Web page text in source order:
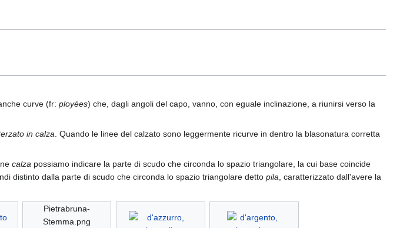
curve (fr: ployées) che, dagli angoli del capo, vanno, con eguale inclinazione, a riunirsi verso la
in calza. Quando le linee del calzato sono leggermente ricurve in dentro la blasonatura corretta
calza possiamo indicare la parte di scudo che circonda lo spazio triangolare, la cui base coincide
distinto dalla parte di scudo che circonda lo spazio triangolare detto pila, caratterizzato dall'avere la
Pietrabruna-
Stemma.png